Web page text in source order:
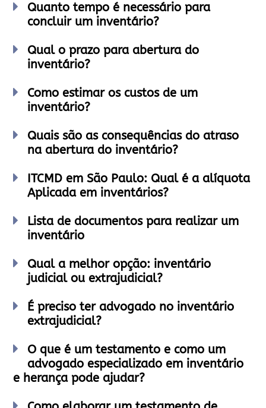
Quanto tempo é necessário para
concluir um inventário?
Qual o prazo para abertura do
inventário?
Como estimar os custos de um
inventário?
Quais são as consequências do atraso
na abertura do inventário?
ITCMD em São Paulo: Qual é a alíquota
Aplicada em inventários?
Lista de documentos para realizar um
inventário
Qual a melhor opção: inventário
judicial ou extrajudicial?
É preciso ter advogado no inventário
extrajudicial?
O que é um testamento e como um
advogado especializado em inventário
e herança pode ajudar?